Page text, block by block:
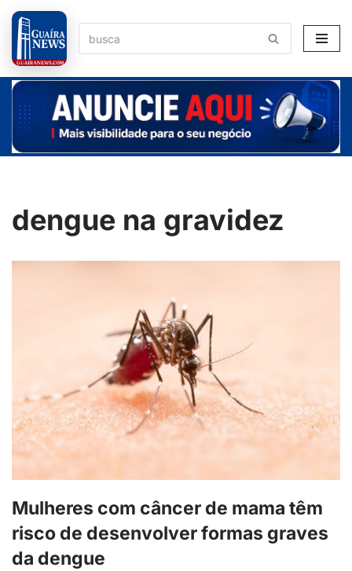
Pular
para
o
conteúdo
dengue na gravidez
Mulheres com câncer de mama têm
risco de desenvolver formas graves
da dengue